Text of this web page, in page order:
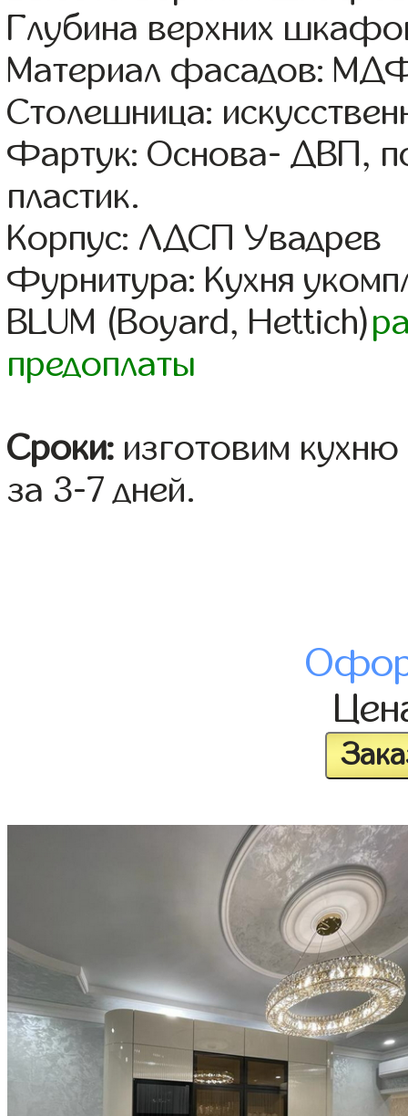
Глубина верхних
Материал фасадов:
Столешница:
Фартук: Основа- ДВП,
пластик.
Корпус: ЛДСП Увадрев
Фурнитура: Кухня
BLUM (Boyard, Hettich)
предоплаты
Сроки: изготовим
за 3-7 дней.